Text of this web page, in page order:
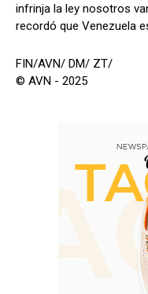
infrinja la ley nosotros
recordó que Venezuela
FIN/AVN/ DM/ ZT/
© AVN - 2025